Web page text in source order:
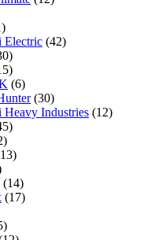
Electric (42)
(6)
(30)
Industries (12)
(14)
(17)